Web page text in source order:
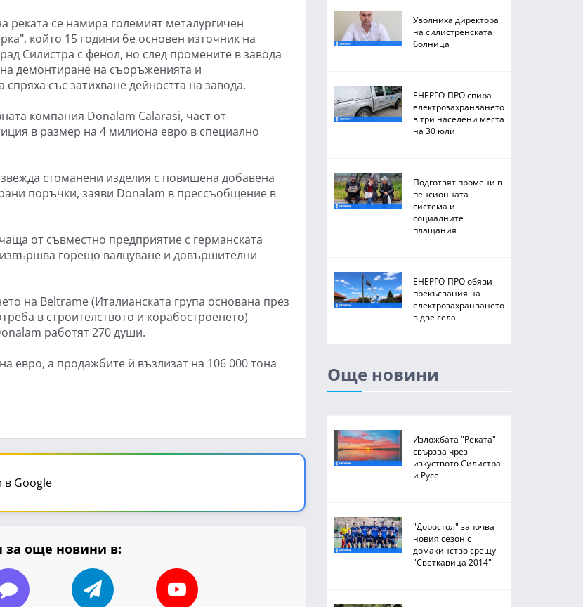
реката се намира големият металургичен
който 15 години бе основен източник на
Силистра с фенол, но след промените в завода
демонтиране на съоръженията и
спряха със затихване дейността на завода.
компания Donalam Calarasi, част от
в размер на 4 милиона евро в специално
стоманени изделия с повишена добавена
поръчки, заяви Donalam в прессъобщение в
от съвместно предприятие с германската
горещо валцуване и довършителни
на Beltrame (Италианската група основана през
в строителството и корабостроенето)
работят 270 души.
евро, а продажбите й възлизат на 106 000 тона
Google
за още новини в:
Уволниха директора
на силистренската
болница
ЕНЕРГО-ПРО спира
електрозахранването
в три населени места
на 30 юли
Подготвят промени в
пенсионната
система и
социалните
плащания
ЕНЕРГО-ПРО обяви
прекъсвания на
електрозахранването
в две села
Още новини
Изложбата "Реката"
свързва чрез
изкуството Силистра
и Русе
"Доростол" започва
новия сезон с
домакинство срещу
"Светкавица 2014"